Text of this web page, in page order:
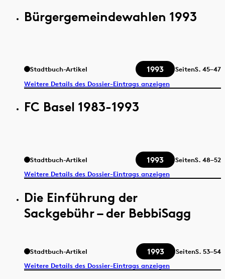
Bürgergemeindewahlen 1993
Stadtbuch-Artikel 1993 SeitenS. 45–47
Weitere Details des Dossier-Eintrags anzeigen
FC Basel 1983-1993
Stadtbuch-Artikel 1993 SeitenS. 48–52
Weitere Details des Dossier-Eintrags anzeigen
Die Einführung der
Sackgebühr – der BebbiSagg
Stadtbuch-Artikel 1993 SeitenS. 53–54
Weitere Details des Dossier-Eintrags anzeigen